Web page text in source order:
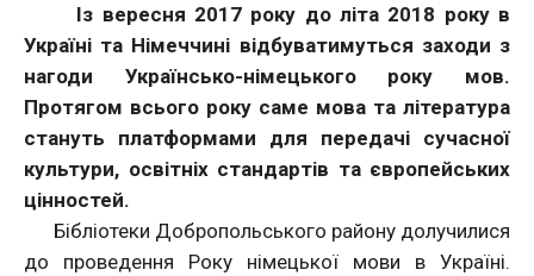
Із вересня 2017 року до літа 2018 року в
Україні та Німеччині відбуватимуться заходи з
нагоди Українсько-німецького року мов.
Протягом всього року саме мова та література
стануть платформами для передачі сучасної
культури, освітніх стандартів та європейських
цінностей.
Бібліотеки Добропольського району долучилися
до проведення Року німецької мови в Україні.